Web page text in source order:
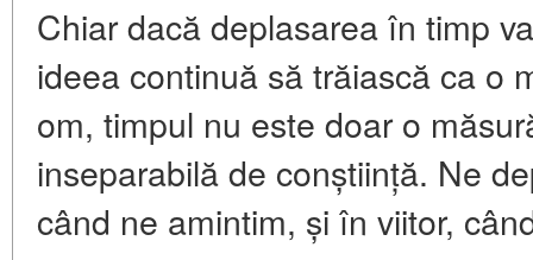
Chiar dacă deplasarea în timp
ideea continuă să trăiască ca o
om, timpul nu este doar o
inseparabilă de conștiință. Ne
când ne amintim, și în viitor,